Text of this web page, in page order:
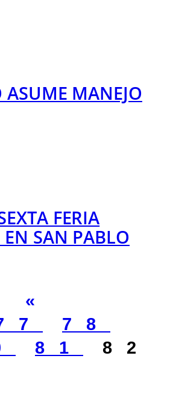
ASUME MANEJO
FERIA
SAN PABLO
«
78
81 82